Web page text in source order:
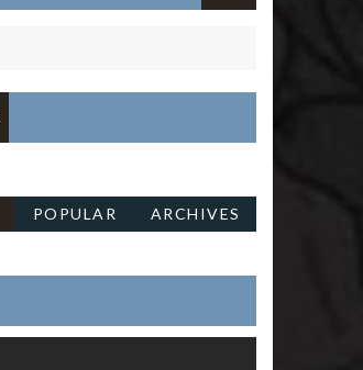
POPULAR ARCHIVES